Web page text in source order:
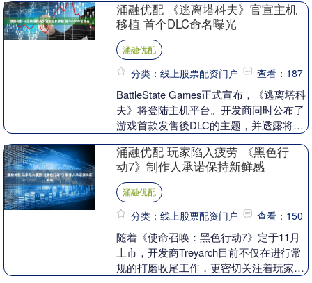
了，裤腰带却越扣....
涌融优配 《逃离塔科夫》官宣主机
移植 首个DLC命名曝光
涌融优配
分类：线上股票配资门户 查看：187
BattleState Games正式宣布，《逃离塔科
夫》将登陆主机平台。开发商同时公布了
游戏首款发售後DLC的主题，并透露将基
涌融优配 玩家陷入疲劳 《黑色行
动7》制作人承诺保持新鲜感
涌融优配
分类：线上股票配资门户 查看：150
随着《使命召唤：黑色行动7》定于11月
上市，开发商Treyarch目前不仅在进行常
规的打磨收尾工作，更密切关注着玩家对